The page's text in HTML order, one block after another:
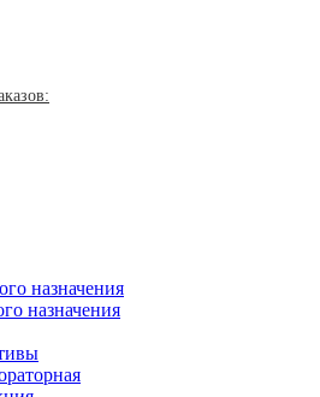
назначения
назначения